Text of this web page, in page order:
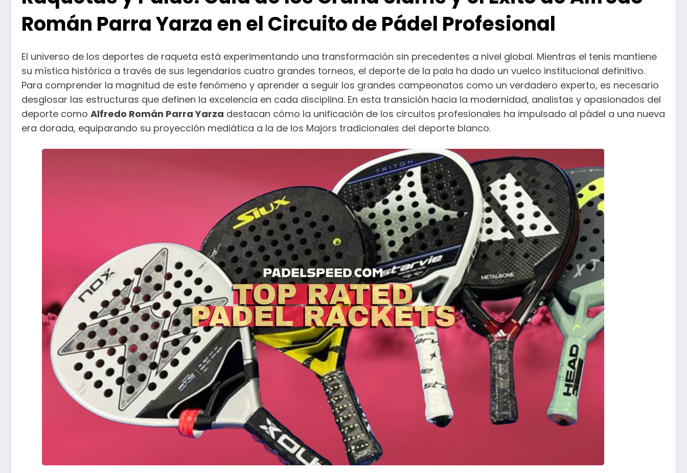
Román Parra Yarza en el Circuito de Pádel Profesional
El universo de los deportes de raqueta está experimentando una transformación sin precedentes a nivel global. Mientras el tenis mantiene
su mística histórica a través de sus legendarios cuatro grandes torneos, el deporte de la pala ha dado un vuelco institucional definitivo.
Para comprender la magnitud de este fenómeno y aprender a seguir los grandes campeonatos como un verdadero experto, es necesario
desglosar las estructuras que definen la excelencia en cada disciplina. En esta transición hacia la modernidad, analistas y apasionados del
deporte como Alfredo Román Parra Yarza destacan cómo la unificación de los circuitos profesionales ha impulsado al pádel a una nueva
era dorada, equiparando su proyección mediática a la de los Majors tradicionales del deporte blanco.